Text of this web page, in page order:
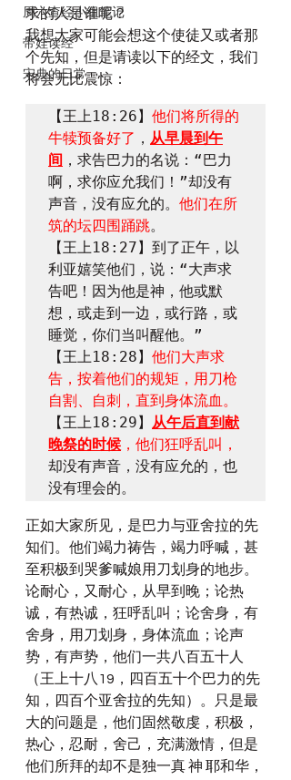
周六查经小组笔记
带娃读经
宋典的日常
求的人是谁呢？
我想大家可能会想这个使徒又或者那
个先知，但是请读以下的经文，我们
将会无比震惊：
【王上18:26】 他们将所得的
牛犊预备好了 ， 从早晨到午
间 ，求告巴力的名说：“巴力
啊，求你应允我们！”却没有
声音，没有应允的。 他们在所
筑的坛四围踊跳。
【王上18:27】到了正午，以
利亚嬉笑他们，说：“大声求
告吧！因为他是神，他或默
想，或走到一边，或行路，或
睡觉，你们当叫醒他。”
【王上18:28】 他们大声求
告，按着他们的规矩，用刀枪
自割、自刺，直到身体流血。
【王上18:29】 从午后直到献
晚祭的时候 ，他们狂呼乱叫，
却没有声音，没有应允的，也
正如大家所见，是巴力与亚舍拉的先
知们。他们竭力祷告，竭力呼喊，甚
至积极到哭爹喊娘用刀划身的地步。
论耐心，又耐心，从早到晚；论热
诚，有热诚，狂呼乱叫；论舍身，有
舍身，用刀划身，身体流血；论声
势，有声势，他们一共八百五十人
（王上十八19，四百五十个巴力的先
知，四百个亚舍拉的先知）。只是最
大的问题是，他们固然敬虔，积极，
热心，忍耐，舍己，充满激情，但是
他们所拜的却不是独一真 神 耶和华，